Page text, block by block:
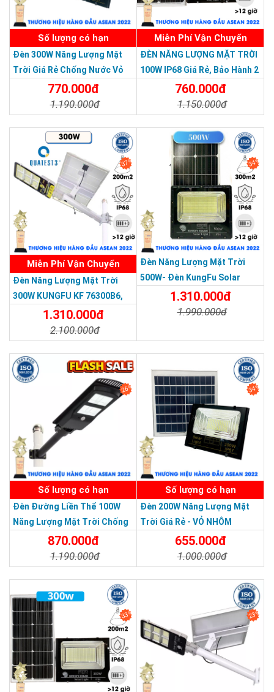
THƯƠNG HIỆU HÀNG ĐẦU ASEAN 2022
SẢN PHẨM DỊCH VỤ CHẤT LƯỢNG ASEAN 2019
Số lượng có hạn
Đèn 300W Năng Lượng Mặt
Trời Giá Rẻ Chống Nước Vỏ
Nhôm Đúc770.000đ
1.190.000đ
Miễn Phí Vận Chuyển
ĐÈN NĂNG LƯỢNG MẶT TRỜI
100W IP68 Giá Rẻ, Bảo Hành 2
760.000đ
1.150.000đ
37%
Miễn Phí Vận Chuyển
Đèn Năng Lượng Mặt Trời
300W KUNGFU KF 76300B6,
IP68, Bảng Giá 2026
1.310.000đ
2.100.000đ
34%
Đèn Năng Lượng Mặt Trời
500W- Đèn KungFu Solar
Năng Lượng Mặt Trời 500W,IP
67 Loại Lớn
1.310.000đ
1.990.000đ
26%
Số lượng có hạn
Đèn Đường Liền Thể 100W
Năng Lượng Mặt Trời Chống
Nước Giá Rẻ870.000đ
1.190.000đ
34%
Số lượng có hạn
Đèn 200W Năng Lượng Mặt
Trời Giá Rẻ - VỎ NHÔM
655.000đ
1.000.000đ
33% 23%